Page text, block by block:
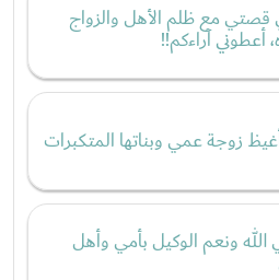
مع ظلم الأهل والزواج
أعطوني آراءكم!!
زوجة عمي وبناتها المتكبرات
ونعم الوكيل بأمي وأهل